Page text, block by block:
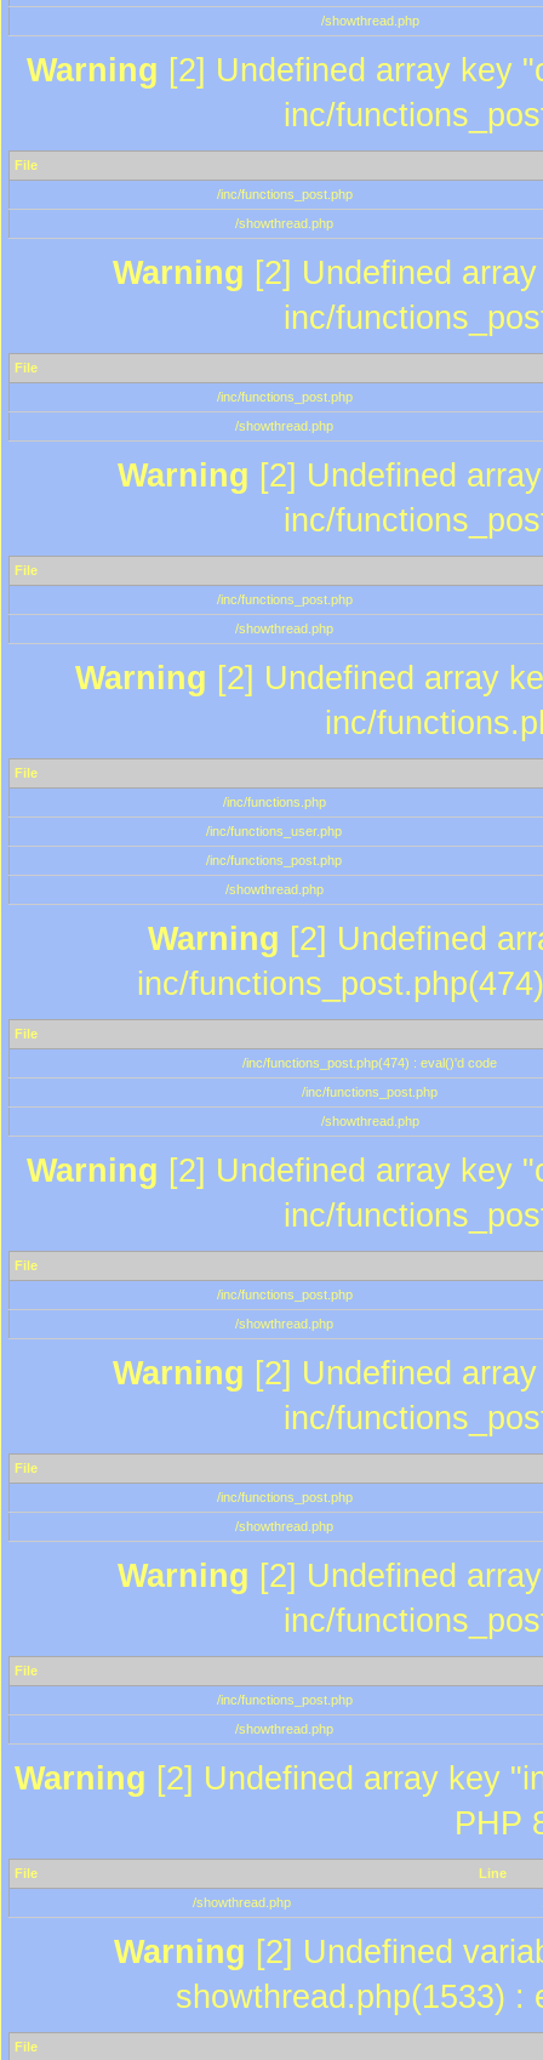
/showthread.php
Warning [2] Undefined array key
inc/
File
/inc/functions_post.php
/showthread.php
Warning [2] Undefined
inc/
File
/inc/functions_post.php
/showthread.php
Warning [2] Undefined
inc/
File
/inc/functions_post.php
/showthread.php
Warning [2] Undefined array
inc/
File
/inc/functions.php
/inc/functions_user.php
/inc/functions_post.php
/showthread.php
Warning [2] Undefined
inc/
File
/inc/functions_post.php(474) : eval()'d code
/inc/functions_post.php
/showthread.php
Warning [2] Undefined array key
inc/
File
/inc/functions_post.php
/showthread.php
Warning [2] Undefined
inc/
File
/inc/functions_post.php
/showthread.php
Warning [2] Undefined
inc/
File
/inc/functions_post.php
/showthread.php
Warning [2] Undefined array key
PHP
File
Line
/showthread.php
Warning [2] Undefined
showthread.php(1533) :
File